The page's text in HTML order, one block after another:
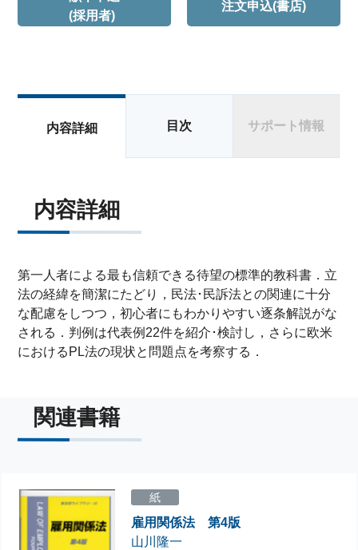
(採用者)
注文申込(書店)
内容詳細 目次 サポート情報
内容詳細
第一人者による最も信頼できる待望の標準的教科書．立
法の経緯を簡潔にたどり，民法･民訴法との関連に十分
な配慮をしつつ，初心者にもわかりやすい逐条解説がな
される．判例は代表例22件を紹介･検討し，さらに欧米
におけるPL法の現状と問題点を考察する．
関連書籍
紙
雇用関係法 第4版
山川隆一